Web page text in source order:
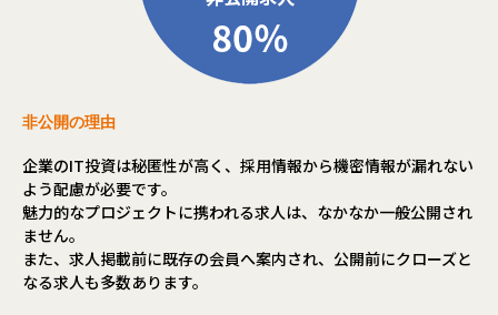
あなたのキャリアの希望に沿って案件を決定します。
「要件定義などの上流工程に挑戦したい」
希望次第では現在当社にない案件も探してくるので安心して
■フォロー体制・働き方
・アサイン前に、やりたいこと・やりたくないことを面談で
確認
・配属後は月1回の面談に加え、チャットでの相談が可能
現在は労働環境を見直した働き方の実現により、
学習時間を捻出し「AWS ソリューションアーキテクト / プロ
フェッショナル」を取得。
現場ではインフラ領域を中心に活躍しています。
・中途入社エンジニア②
前職では上流工程経験者であるにも関わらず会社都合で運用
保守の案件にアサイン。
家族がいるため引っ越しはできないが、やりたい仕事をでき
る環境を求めて転職。
現在では経験を活かした希望する上流工程への参画と、リモ
ート勤務により子供や猫ちゃんとの時間が増えました。
非公開の理由
企業のIT投資は秘匿性が高く、採用情報から機密情報が漏れない
よう配慮が必要です。
魅力的なプロジェクトに携われる求人は、なかなか一般公開され
ません。
また、求人掲載前に既存の会員へ案内され、公開前にクローズと
なる求人も多数あります。